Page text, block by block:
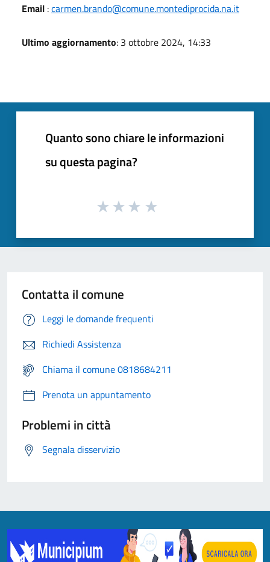
Email :carmen.brando@comune.montediprocida.na.it
Ultimo aggiornamento: 3 ottobre 2024, 14:33
Quanto sono chiare le informazioni
su questa pagina?
Contatta il comune
Leggi le domande frequenti
Richiedi Assistenza
Chiama il comune 0818684211
Prenota un appuntamento
Problemi in città
Segnala disservizio